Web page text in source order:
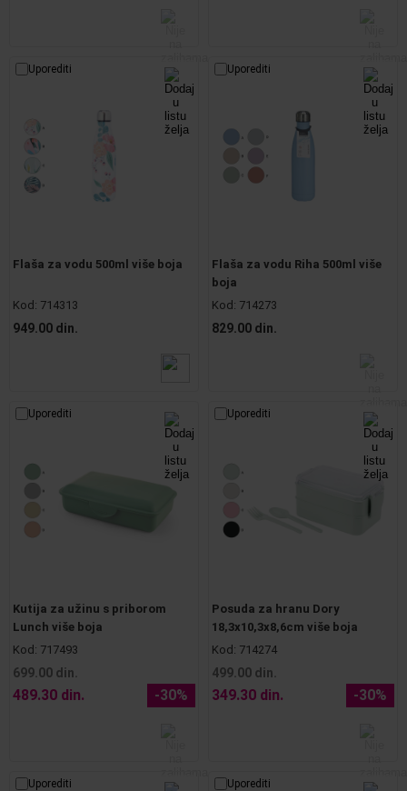
Uporediti
Flaša za vodu 500ml više boja
Kod: 714313
949.00 din.
Uporediti
Flaša za vodu Riha 500ml više
boja
Kod: 714273
829.00 din.
Uporediti
Kutija za užinu s priborom
Lunch više boja
Kod: 717493
699.00 din.
489.30 din. -30%
Uporediti
Posuda za hranu Dory
18,3x10,3x8,6cm više boja
Kod: 714274
499.00 din.
349.30 din. -30%
Uporediti Uporediti